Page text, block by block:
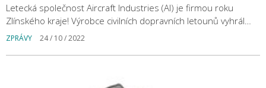
Letecká společnost Aircraft Industries (AI) je firmou roku
Zlínského kraje! Výrobce civilních dopravních letounů vyhrál…
ZPRÁVY 24 / 10 / 2022